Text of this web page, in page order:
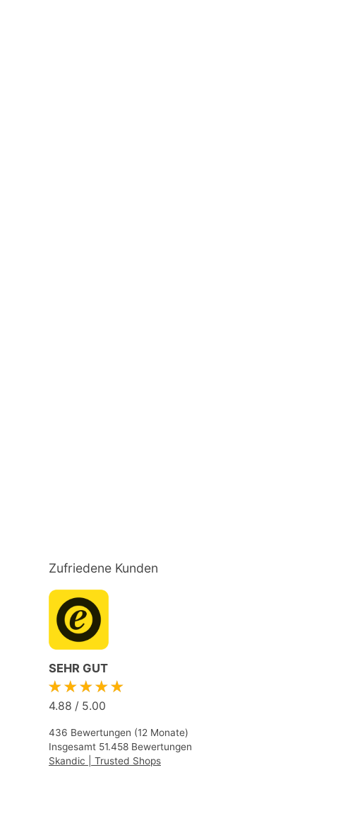
Zufriedene Kunden
SEHR GUT
★★★★★
4.88 / 5.00
436 Bewertungen (12 Monate)
Insgesamt 51.458 Bewertungen
Skandic | Trusted Shops